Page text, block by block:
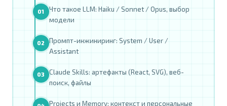
01
Что такое LLM: Haiku / Sonnet / Opus, выбор
модели
02
Промпт-инжиниринг: System / User /
Assistant
03
Claude Skills: артефакты (React, SVG), веб-
поиск, файлы
Projects и Memory: контекст и персональные